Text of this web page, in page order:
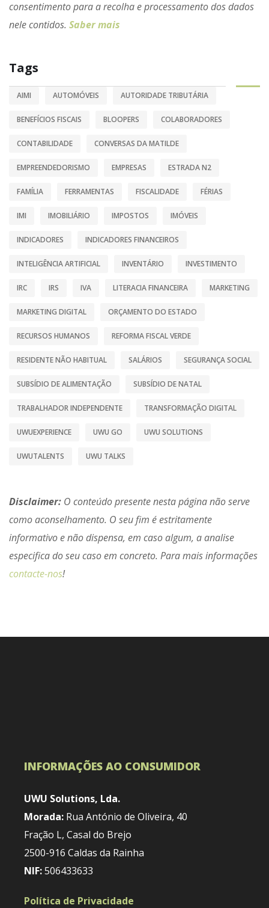
consentimento para a recolha e processamento dos dados
nele contidos. Saber mais
Tags
AIMI AUTOMÓVEIS AUTORIDADE TRIBUTÁRIA
BENEFÍCIOS FISCAIS BLOOPERS COLABORADORES
CONTABILIDADE CONVERSAS DA MATILDE
EMPREENDEDORISMO EMPRESAS ESTRADA N2
FAMÍLIA FERRAMENTAS FISCALIDADE FÉRIAS
IMI IMOBILIÁRIO IMPOSTOS IMÓVEIS
INDICADORES INDICADORES FINANCEIROS
INTELIGÊNCIA ARTIFICIAL INVENTÁRIO INVESTIMENTO
IRC IRS IVA LITERACIA FINANCEIRA MARKETING
MARKETING DIGITAL ORÇAMENTO DO ESTADO
RECURSOS HUMANOS REFORMA FISCAL VERDE
RESIDENTE NÃO HABITUAL SALÁRIOS SEGURANÇA SOCIAL
SUBSÍDIO DE ALIMENTAÇÃO SUBSÍDIO DE NATAL
TRABALHADOR INDEPENDENTE TRANSFORMAÇÃO DIGITAL
UWUEXPERIENCE UWU GO UWU SOLUTIONS
UWUTALENTS UWU TALKS
Disclaimer: O conteúdo presente nesta página não serve
como aconselhamento. O seu fim é estritamente
informativo e não dispensa, em caso algum, a analise
especifica do seu caso em concreto. Para mais informações
contacte-nos!
INFORMAÇÕES AO CONSUMIDOR
UWU Solutions, Lda.
Morada: Rua António de Oliveira, 40
Fração L, Casal do Brejo
2500-916 Caldas da Rainha
NIF:506433633
Política de Privacidade